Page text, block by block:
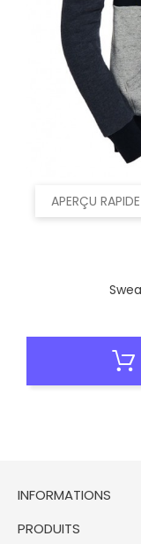
APERÇU RAPIDE
INFORMATIONS
PRODUITS